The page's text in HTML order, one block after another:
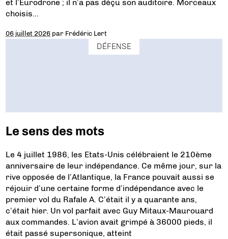
et l’Eurodrone ; il n’a pas déçu son auditoire. Morceaux
choisis…
06 juillet 2026 par Frédéric Lert
DÉFENSE
Le sens des mots
Le 4 juillet 1986, les Etats-Unis célébraient le 210ème
anniversaire de leur indépendance. Ce même jour, sur la
rive opposée de l’Atlantique, la France pouvait aussi se
réjouir d’une certaine forme d’indépendance avec le
premier vol du Rafale A. C’était il y a quarante ans,
c’était hier. Un vol parfait avec Guy Mitaux-Maurouard
aux commandes. L’avion avait grimpé à 36000 pieds, il
était passé supersonique, atteint